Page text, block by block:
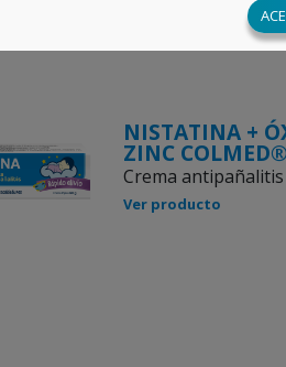
NISTATINA +
ZINC COLMED®
Crema antipañalitis
Ver producto